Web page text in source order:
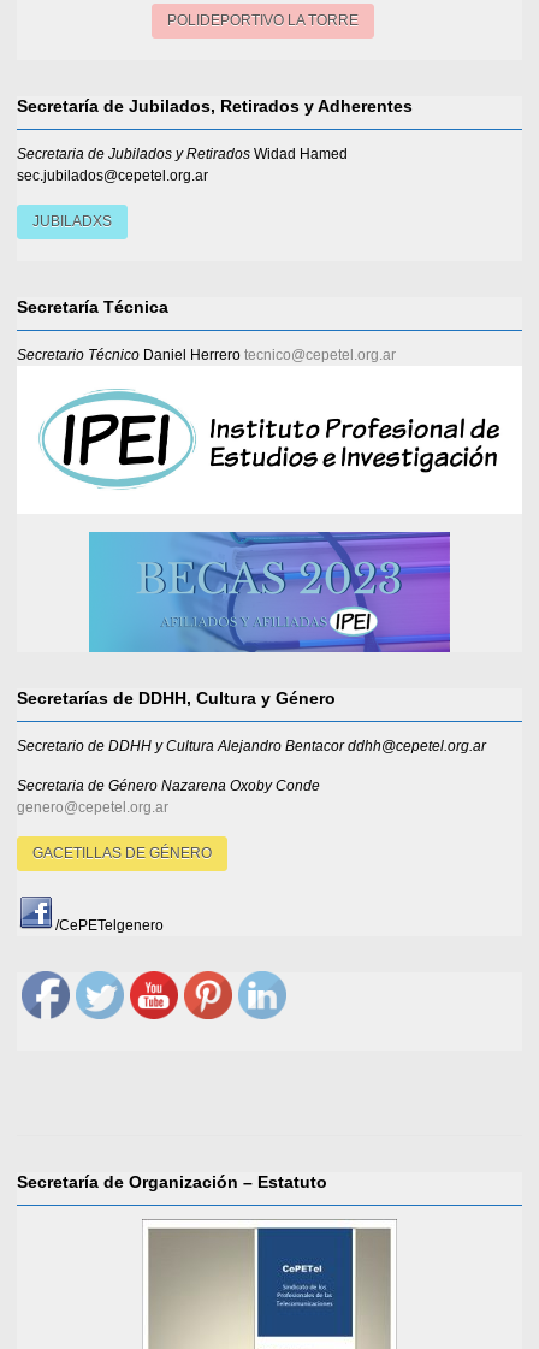
POLIDEPORTIVO LA TORRE
Secretaría de Jubilados, Retirados y Adherentes
Secretaria de Jubilados y Retirados Widad Hamed
sec.jubilados@cepetel.org.ar
JUBILADXS
Secretaría Técnica
Secretario Técnico Daniel Herrero tecnico@cepetel.org.ar
Secretarías de DDHH, Cultura y Género
Secretario de DDHH y Cultura Alejandro Bentacor ddhh@cepetel.org.ar
Secretaria de Género Nazarena Oxoby Conde
genero@cepetel.org.ar
GACETILLAS DE GÉNERO
/CePETelgenero
Secretaría de Organización – Estatuto